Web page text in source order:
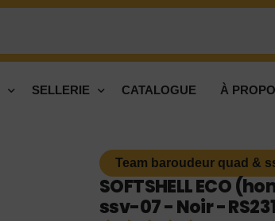
SELLERIE CATALOGUE À
Team baroudeur quad &
SOFTSHELL ECO
ssv-07 - Noir -